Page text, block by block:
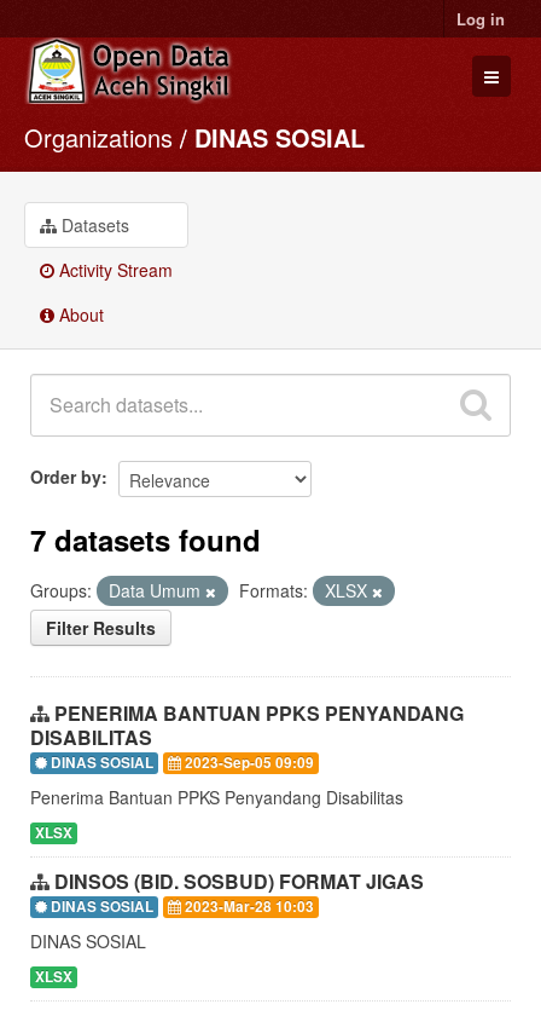
Log in
Datasets
Organizations
Groups
About
Organizations DINAS SOSIAL
Datasets
Activity Stream
About
Order by
7 datasets found
Groups: Data Umum Formats:
XLSX
Filter Results
PENERIMA BANTUAN PPKS PENYANDANG
DISABILITAS
DINAS SOSIAL 2023-Sep-05 09:09
Penerima Bantuan PPKS Penyandang Disabilitas
XLSX
DINSOS (BID. SOSBUD) FORMAT JIGAS
DINAS SOSIAL 2023-Mar-28 10:03
DINAS SOSIAL
XLSX